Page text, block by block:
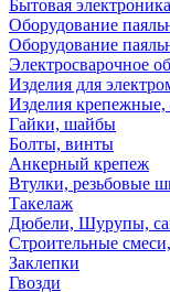
Бытовая электроника
Оборудование
Оборудование
Электросварочное
Изделия для
Изделия крепежные,
Гайки, шайбы
Болты, винты
Анкерный крепеж
Втулки, резьбовые
Такелаж
Дюбели, Шурупы,
Строительные
Заклепки
Гвозди